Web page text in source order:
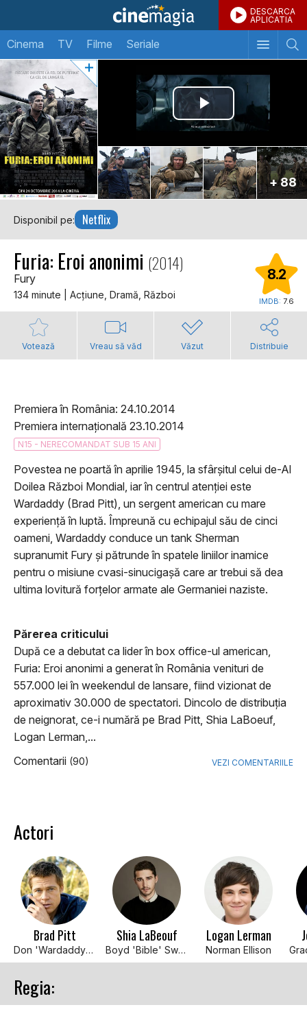
DESCARCA
APLICATIA
Cinema TV Filme Seriale
+ 88
Disponibil pe: Netflix
Furia: Eroi anonimi (2014)
Fury
134 minute | Acţiune, Dramă, Război
8.2
IMDB: 7.6
Votează Vreau să văd Văzut Distribuie
Premiera în România: 24.10.2014
Premiera internațională 23.10.2014
N15 - NERECOMANDAT SUB 15 ANI
Povestea ne poartă în aprilie 1945, la sfârșitul celui de-Al
Doilea Război Mondial, iar în centrul atenției este
Wardaddy (Brad Pitt), un sergent american cu mare
experiență în luptă. Împreună cu echipajul său de cinci
oameni, Wardaddy conduce un tank Sherman
supranumit Fury și pătrunde în spatele liniilor inamice
pentru o misiune cvasi-sinucigașă care ar trebui să dea
ultima lovitură forțelor armate ale Germaniei naziste.
Părerea criticului
După ce a debutat ca lider în box office-ul american,
Furia: Eroi anonimi a generat în România venituri de
557.000 lei în weekendul de lansare, fiind vizionat de
aproximativ 30.000 de spectatori. Dincolo de distribuţia
de neignorat, ce-i numără pe Brad Pitt, Shia LaBoeuf,
Logan Lerman,...
Comentarii (90) VEZI COMENTARIILE
Actori
Brad Pitt
Don 'Wardaddy' Collier
Shia LaBeouf
Boyd 'Bible' Swan
Logan Lerman
Norman Ellison
Regia: